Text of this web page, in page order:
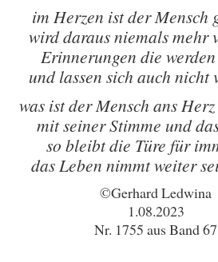
im Herzen ist der Mensch
wird daraus niemals mehr
Erinnerungen die
und lassen sich auch nicht
was ist der Mensch ans
mit seiner Stimme und
so bleibt die Türe für
das Leben nimmt weiter
©Gerhard Ledwina
1.08.2023
Nr. 1755 aus Band 67